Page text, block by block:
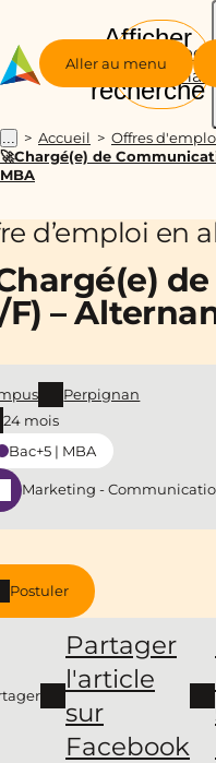
Aller au menuGroupe
Afficher
la
recherche
... Accueil
Offres
🚀Chargé(e) de
MBA
d’emploi en
F) –
Postuler
Partager
l'article
sur
Facebook
Perpignan
24 mois
Bac+5 | MBA
Marketing -